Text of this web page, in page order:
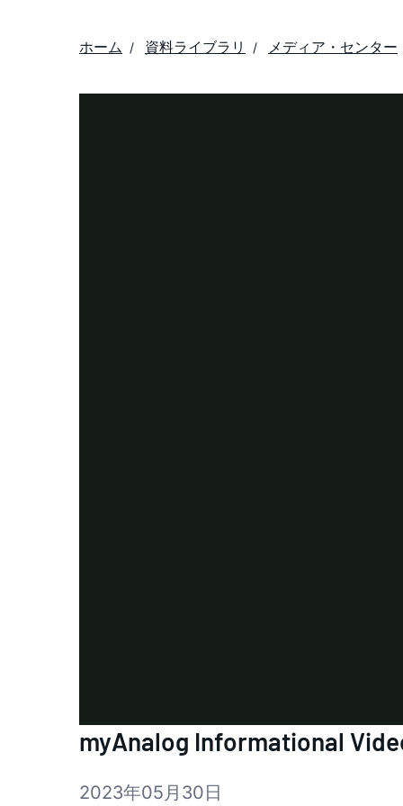
ホーム 資料ライブラリ メディア・センター
myAnalog Informational
2023年05月30日